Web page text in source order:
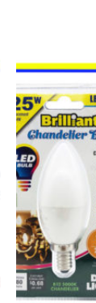
49512
-
BOMBILLA
CHANDLELIER
4W/25W
quantity